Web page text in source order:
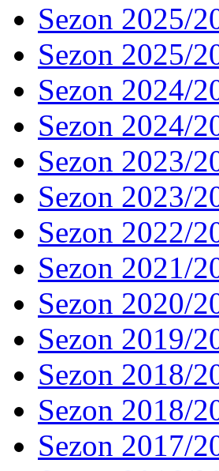
Sezon 2025/
Sezon 2025/
Sezon 2024/
Sezon 2024/
Sezon 2023/
Sezon 2023/
Sezon 2022/
Sezon 2021/
Sezon 2020/
Sezon 2019/
Sezon 2018/
Sezon 2018/
Sezon 2017/